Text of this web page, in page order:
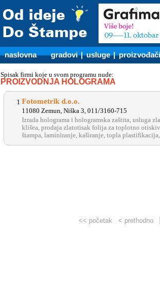
naslovna gradovi |usluge |proizvođači
Spisak firmi koje u svom programu nude:
PROIZVODNJA HOLOGRAMA
1 Fotometrik d.o.o.
11080 Zemun, Niška 3, 011/3160-715
Izrada holograma i hologramska zaštita, usluga
klišea, prodaja zlatotisak folija za toplotno
štampa, laminiranje, kaširanje, topla
<< početak < prethodno